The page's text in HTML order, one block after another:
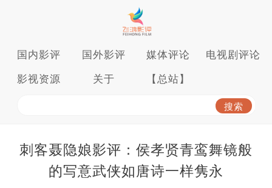
国内影评 国外影评 媒体评论 电视剧评论
影视资源 关于 【总站】
刺客聂隐娘影评：侯孝贤青鸾舞镜般
的写意武侠如唐诗一样隽永